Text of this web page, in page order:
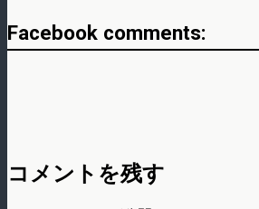
Facebook comments:
コメントを残す